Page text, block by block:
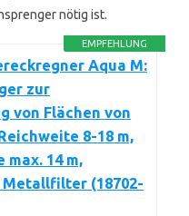
nötig ist.
EMPFEHLUNG
Aqua M:
zur
von Flächen von
8-18 m,
max. 14 m,
(18702-